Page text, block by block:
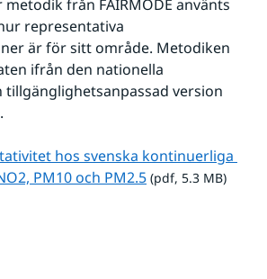
från FAIRMODE använts
representativa
är för sitt område. Metodiken
ifrån den nationella
tillgänglighetsanpassad version
hos svenska kontinuerliga
PM10 och PM2.5pdf, 5.3 MB.
(pdf, 5.3 MB)